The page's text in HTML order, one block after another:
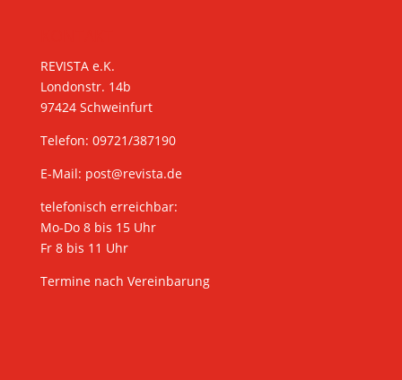
REVISTA e.K.
Londonstr. 14b
97424 Schweinfurt
Telefon: 09721/387190
E-Mail: post@revista.de
telefonisch erreichbar:
Mo-Do 8 bis 15 Uhr
Fr 8 bis 11 Uhr
Termine nach Vereinbarung